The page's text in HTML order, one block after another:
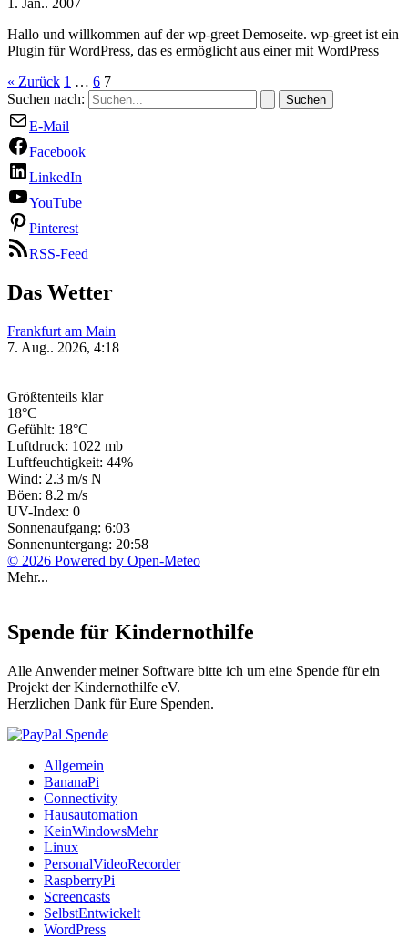
1. Jan.. 2007
Hallo und willkommen auf der wp-greet Demoseite. wp-greet ist ein
Plugin für WordPress, das es ermöglicht aus einer mit WordPress
« Zurück 1 … 6 7
Suchen nach:
E-Mail
Facebook
LinkedIn
YouTube
Pinterest
RSS-Feed
Das Wetter
Frankfurt am Main
7. Aug.. 2026, 4:18
Größtenteils klar
18°C
Gefühlt: 18°C
Luftdruck: 1022 mb
Luftfeuchtigkeit: 44%
Wind: 2.3 m/s N
Böen: 8.2 m/s
UV-Index: 0
Sonnenaufgang: 6:03
Sonnenuntergang: 20:58
© 2026 Powered by Open-Meteo
Mehr...
Spende für Kindernothilfe
Alle Anwender meiner Software bitte ich um eine Spende für ein
Projekt der Kindernothilfe eV.
Herzlichen Dank für Eure Spenden.
Allgemein
BananaPi
Connectivity
Hausautomation
KeinWindowsMehr
Linux
PersonalVideoRecorder
RaspberryPi
Screencasts
SelbstEntwickelt
WordPress